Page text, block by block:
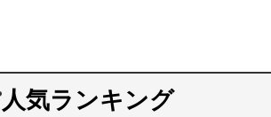
人気ランキング